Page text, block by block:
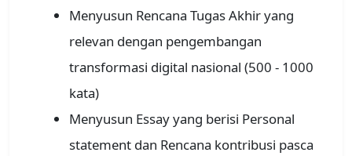
Menyusun Rencana Tugas Akhir yang
relevan dengan pengembangan
transformasi digital nasional (500 - 1000
kata)
Menyusun Essay yang berisi Personal
statement dan Rencana kontribusi pasca